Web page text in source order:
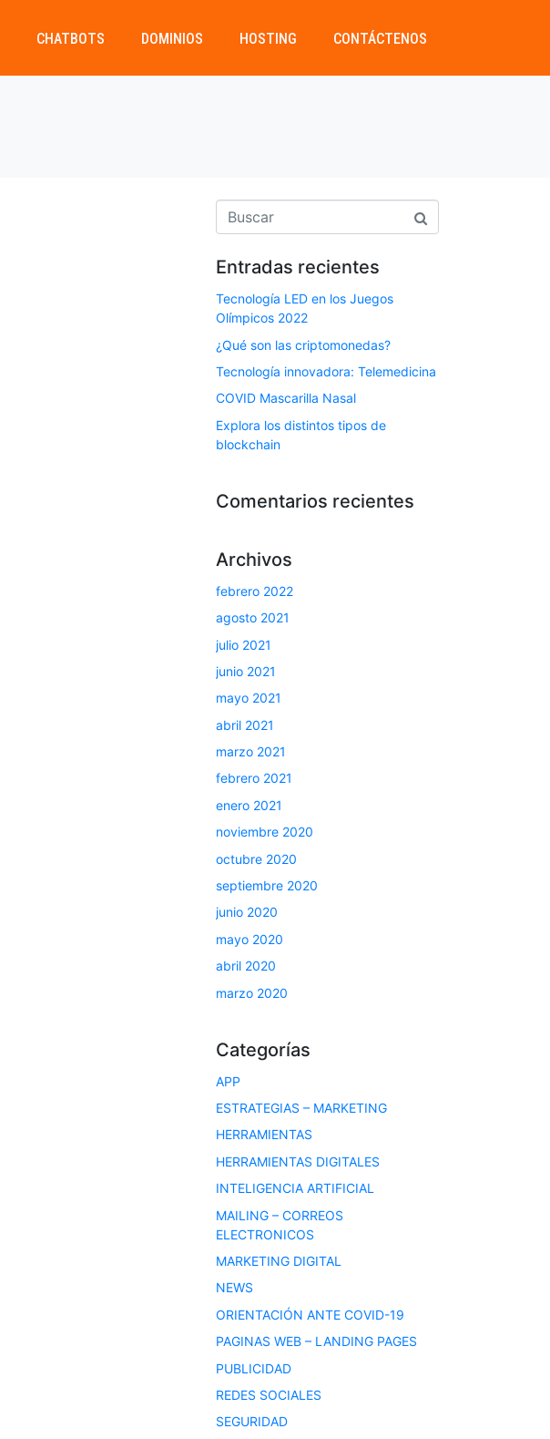
CHATBOTS DOMINIOS HOSTING CONTÁCTENOS
Entradas recientes
Tecnología LED en los Juegos
Olímpicos 2022
¿Qué son las criptomonedas?
Tecnología innovadora: Telemedicina
COVID Mascarilla Nasal
Explora los distintos tipos de
blockchain
Comentarios recientes
Archivos
febrero 2022
agosto 2021
julio 2021
junio 2021
mayo 2021
abril 2021
marzo 2021
febrero 2021
enero 2021
noviembre 2020
octubre 2020
septiembre 2020
junio 2020
mayo 2020
abril 2020
marzo 2020
Categorías
APP
ESTRATEGIAS – MARKETING
HERRAMIENTAS
HERRAMIENTAS DIGITALES
INTELIGENCIA ARTIFICIAL
MAILING – CORREOS
ELECTRONICOS
MARKETING DIGITAL
NEWS
ORIENTACIÓN ANTE COVID-19
PAGINAS WEB – LANDING PAGES
PUBLICIDAD
REDES SOCIALES
SEGURIDAD